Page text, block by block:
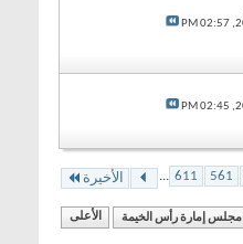
02:57 PM
02:45 PM
561
611
... الأخيرة
مجلس إمارة رأس الخيمة الأعلى